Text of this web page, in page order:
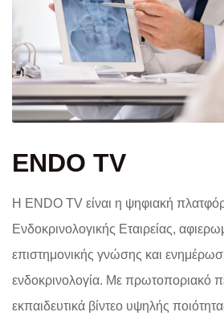
ENDO TV
Η ENDO TV είναι η ψηφιακή
Ενδοκρινολογικής Εταιρείας,
επιστημονικής γνώσης και
ενδοκρινολογία. Με πρωτοποριακό
εκπαιδευτικά βίντεο υψηλής